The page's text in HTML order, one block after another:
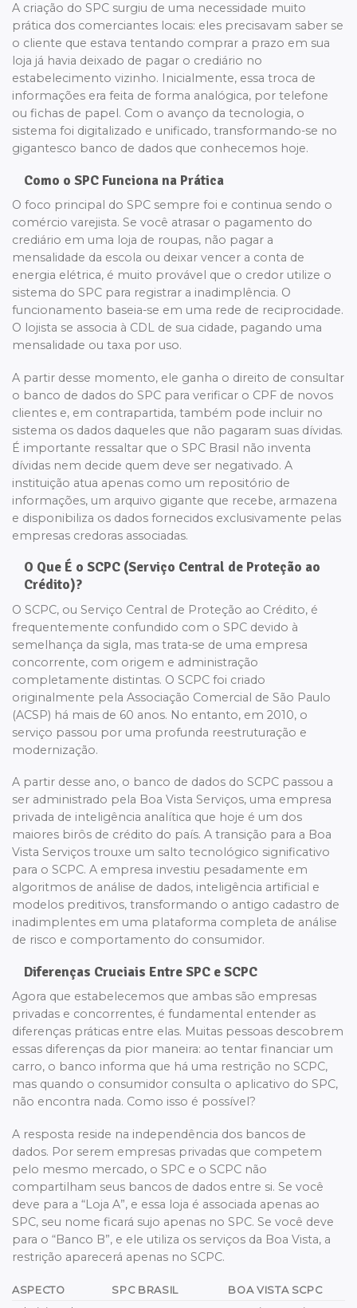
A criação do SPC surgiu de uma necessidade muito
prática dos comerciantes locais: eles precisavam saber se
o cliente que estava tentando comprar a prazo em sua
loja já havia deixado de pagar o crediário no
estabelecimento vizinho. Inicialmente, essa troca de
informações era feita de forma analógica, por telefone
ou fichas de papel. Com o avanço da tecnologia, o
sistema foi digitalizado e unificado, transformando-se no
gigantesco banco de dados que conhecemos hoje.
Como o SPC Funciona na Prática
O foco principal do SPC sempre foi e continua sendo o
comércio varejista. Se você atrasar o pagamento do
crediário em uma loja de roupas, não pagar a
mensalidade da escola ou deixar vencer a conta de
energia elétrica, é muito provável que o credor utilize o
sistema do SPC para registrar a inadimplência. O
funcionamento baseia-se em uma rede de reciprocidade.
O lojista se associa à CDL de sua cidade, pagando uma
mensalidade ou taxa por uso.
A partir desse momento, ele ganha o direito de consultar
o banco de dados do SPC para verificar o CPF de novos
clientes e, em contrapartida, também pode incluir no
sistema os dados daqueles que não pagaram suas dívidas.
É importante ressaltar que o SPC Brasil não inventa
dívidas nem decide quem deve ser negativado. A
instituição atua apenas como um repositório de
informações, um arquivo gigante que recebe, armazena
e disponibiliza os dados fornecidos exclusivamente pelas
empresas credoras associadas.
O Que É o SCPC (Serviço Central de Proteção ao
Crédito)?
O SCPC, ou Serviço Central de Proteção ao Crédito, é
frequentemente confundido com o SPC devido à
semelhança da sigla, mas trata-se de uma empresa
concorrente, com origem e administração
completamente distintas. O SCPC foi criado
originalmente pela Associação Comercial de São Paulo
(ACSP) há mais de 60 anos. No entanto, em 2010, o
serviço passou por uma profunda reestruturação e
modernização.
A partir desse ano, o banco de dados do SCPC passou a
ser administrado pela Boa Vista Serviços, uma empresa
privada de inteligência analítica que hoje é um dos
maiores birôs de crédito do país. A transição para a Boa
Vista Serviços trouxe um salto tecnológico significativo
para o SCPC. A empresa investiu pesadamente em
algoritmos de análise de dados, inteligência artificial e
modelos preditivos, transformando o antigo cadastro de
inadimplentes em uma plataforma completa de análise
de risco e comportamento do consumidor.
Diferenças Cruciais Entre SPC e SCPC
Agora que estabelecemos que ambas são empresas
privadas e concorrentes, é fundamental entender as
diferenças práticas entre elas. Muitas pessoas descobrem
essas diferenças da pior maneira: ao tentar financiar um
carro, o banco informa que há uma restrição no SCPC,
mas quando o consumidor consulta o aplicativo do SPC,
não encontra nada. Como isso é possível?
A resposta reside na independência dos bancos de
dados. Por serem empresas privadas que competem
pelo mesmo mercado, o SPC e o SCPC não
compartilham seus bancos de dados entre si. Se você
deve para a “Loja A”, e essa loja é associada apenas ao
SPC, seu nome ficará sujo apenas no SPC. Se você deve
para o “Banco B”, e ele utiliza os serviços da Boa Vista, a
restrição aparecerá apenas no SCPC.
ASPECTO SPC BRASIL
BOA VISTA SCPC